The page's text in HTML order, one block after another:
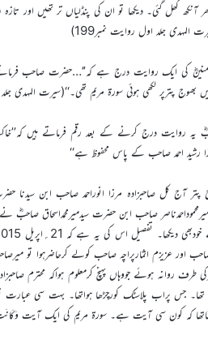
پھر آنکھ کھل گئی۔ دیکھا تو ان کی پنڈلیاں تر تھیں
جلد اول روایت نمبر199)
کی ایک روایت درج ہے کہ’’…حضرت صاحب
بھوج پترپر لکھی ہوئی سورة مریم تھی۔‘‘(سیرت المہدی جلد
یہ روایت درج کرنے کے بعد رقم فرماتے ہیں
رشید احمد صاحب کے پاس محفوظ ہے‘‘
آج کل صاحبزادہ مرزا انوراحمد صاحب ابن سیدنا حضرت
صاحب ابن حضرت سیدمیرمحمداسحاق
اور عزیزم اثمارپراچہ صاحب کولے کرحاضرہوا تو
روانہ ہوئے جووہاں پہنچ کرمعلوم ہواکہ محترم
تھا۔ جس پراب پلاسٹک کورچڑھا ہواتھا۔ بہت سی عبارت
کہ کون سی آیت ہے۔ سورۃ مریم کی ایک آیت